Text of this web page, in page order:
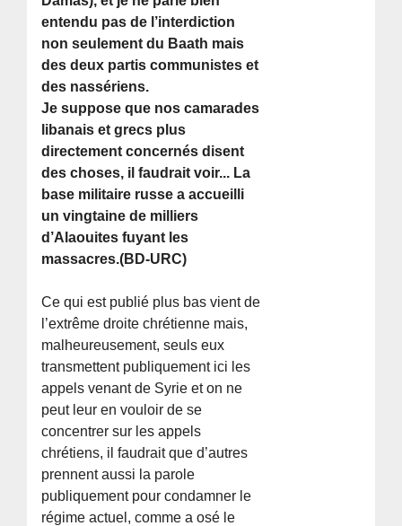
entendu pas de l’interdiction
non seulement du Baath mais
des deux partis communistes et
des nassériens.
Je suppose que nos camarades
libanais et grecs plus
directement concernés disent
des choses, il faudrait voir... La
base militaire russe a accueilli
un vingtaine de milliers
d’Alaouites fuyant les
massacres.(BD-URC)
Ce qui est publié plus bas vient de
l’extrême droite chrétienne mais,
malheureusement, seuls eux
transmettent publiquement ici les
appels venant de Syrie et on ne
peut leur en vouloir de se
concentrer sur les appels
chrétiens, il faudrait que d’autres
prennent aussi la parole
publiquement pour condamner le
régime actuel, comme a osé le